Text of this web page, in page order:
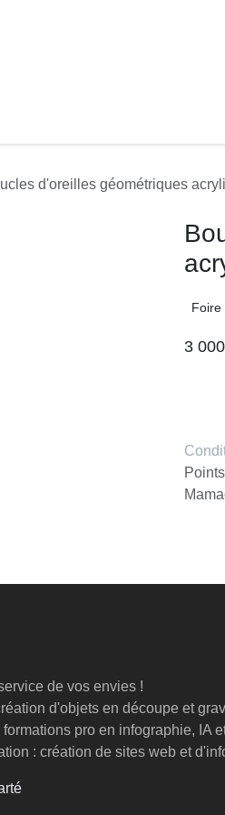
Boucles d'oreilles géométriques
Foire
3 000